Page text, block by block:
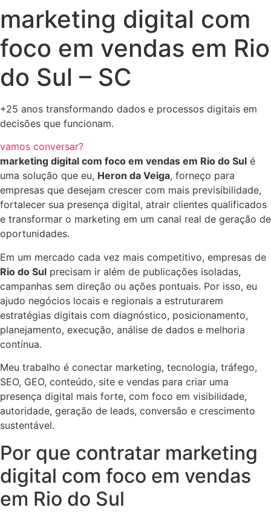
marketing digital com
foco em vendas em Rio
do Sul – SC
+25 anos transformando dados e processos digitais em
decisões que funcionam.
vamos conversar?
marketing digital com foco em vendas em Rio do Sul é
uma solução que eu, Heron da Veiga, forneço para
empresas que desejam crescer com mais previsibilidade,
fortalecer sua presença digital, atrair clientes qualificados
e transformar o marketing em um canal real de geração de
oportunidades.
Em um mercado cada vez mais competitivo, empresas de
Rio do Sul precisam ir além de publicações isoladas,
campanhas sem direção ou ações pontuais. Por isso, eu
ajudo negócios locais e regionais a estruturarem
estratégias digitais com diagnóstico, posicionamento,
planejamento, execução, análise de dados e melhoria
contínua.
Meu trabalho é conectar marketing, tecnologia, tráfego,
SEO, GEO, conteúdo, site e vendas para criar uma
presença digital mais forte, com foco em visibilidade,
autoridade, geração de leads, conversão e crescimento
sustentável.
Por que contratar marketing
digital com foco em vendas
em Rio do Sul